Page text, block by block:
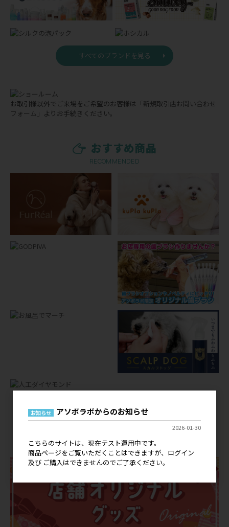
すべてのブランドを見る
お取引様以外でご来場をご希望のお客様は 「新規取引店お問い合わせ
フォーム」 よりお手続きください。
おすすめ商品
RECOMMENDED
店舗オリジナルグッズ
お知らせ アソボラボからのお知らせ
2026-01-30
こちらのサイトは、現在テスト運用中です。
商品ページをご覧いただくことはできますが、ログイン
及び ご購入はできませんのでご了承ください。